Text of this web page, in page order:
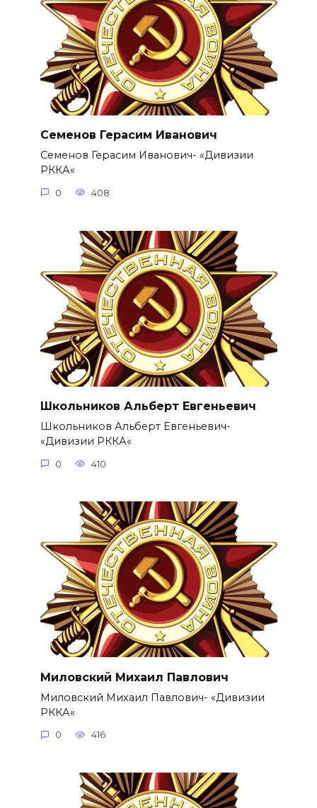
Семенов Герасим Иванович
Семенов Герасим Иванович- «Дивизии
РККА«
0 408
Школьников Альберт Евгеньевич
Школьников Альберт Евгеньевич-
«Дивизии РККА«
0 410
Миловский Михаил Павлович
Миловский Михаил Павлович- «Дивизии
РККА«
0 416